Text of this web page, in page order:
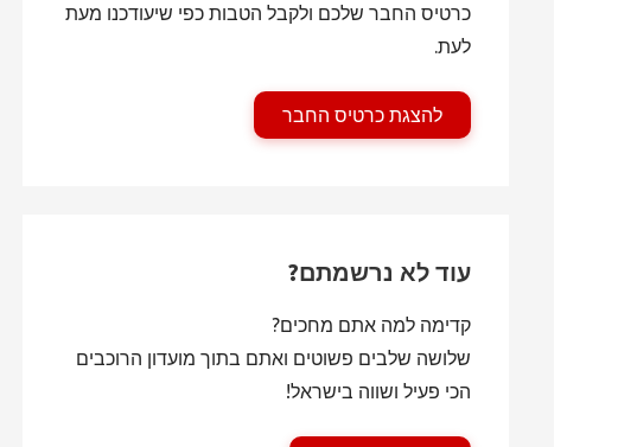
כרטיס החבר שלכם ולקבל הטבות כפי שיעודכנו מעת
לעת.
להצגת כרטיס החבר
עוד לא נרשמתם?
קדימה למה אתם מחכים?
שלושה שלבים פשוטים ואתם בתוך מועדון הרוכבים
הכי פעיל ושווה בישראל!